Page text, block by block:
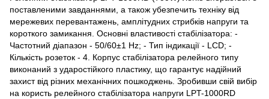
поставленими завданнями, а також убезпечить техніку від
мережевих перевантажень, амплітудних стрибків напруги та
короткого замикання. Основні властивості стабілізатора: -
Частотний діапазон - 50/60±1 Hz; - Тип індикації - LCD; -
Кількість розеток - 4. Корпус стабілізатора релейного типу
виконаний з ударостійкого пластику, що гарантує надійний
захист від різних механічних пошкоджень. Зробивши свій вибір
на користь релейного стабілізатора напруги LPT-1000RD